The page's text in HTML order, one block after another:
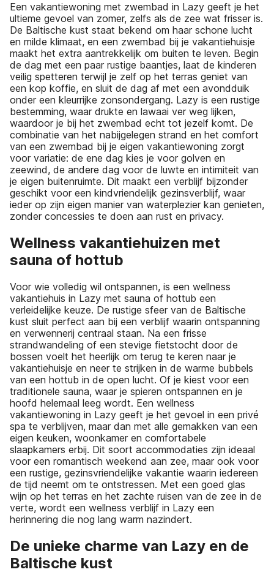
Een vakantiewoning met zwembad in Lazy geeft je het
ultieme gevoel van zomer, zelfs als de zee wat frisser is.
De Baltische kust staat bekend om haar schone lucht
en milde klimaat, en een zwembad bij je vakantiehuisje
maakt het extra aantrekkelijk om buiten te leven. Begin
de dag met een paar rustige baantjes, laat de kinderen
veilig spetteren terwijl je zelf op het terras geniet van
een kop koffie, en sluit de dag af met een avondduik
onder een kleurrijke zonsondergang. Lazy is een rustige
bestemming, waar drukte en lawaai ver weg lijken,
waardoor je bij het zwembad echt tot jezelf komt. De
combinatie van het nabijgelegen strand en het comfort
van een zwembad bij je eigen vakantiewoning zorgt
voor variatie: de ene dag kies je voor golven en
zeewind, de andere dag voor de luwte en intimiteit van
je eigen buitenruimte. Dit maakt een verblijf bijzonder
geschikt voor een kindvriendelijk gezinsverblijf, waar
ieder op zijn eigen manier van waterplezier kan genieten,
zonder concessies te doen aan rust en privacy.
Wellness vakantiehuizen met
sauna of hottub
Voor wie volledig wil ontspannen, is een wellness
vakantiehuis in Lazy met sauna of hottub een
verleidelijke keuze. De rustige sfeer van de Baltische
kust sluit perfect aan bij een verblijf waarin ontspanning
en verwennerij centraal staan. Na een frisse
strandwandeling of een stevige fietstocht door de
bossen voelt het heerlijk om terug te keren naar je
vakantiehuisje en neer te strijken in de warme bubbels
van een hottub in de open lucht. Of je kiest voor een
traditionele sauna, waar je spieren ontspannen en je
hoofd helemaal leeg wordt. Een wellness
vakantiewoning in Lazy geeft je het gevoel in een privé
spa te verblijven, maar dan met alle gemakken van een
eigen keuken, woonkamer en comfortabele
slaapkamers erbij. Dit soort accommodaties zijn ideaal
voor een romantisch weekend aan zee, maar ook voor
een rustige, gezinsvriendelijke vakantie waarin iedereen
de tijd neemt om te ontstressen. Met een goed glas
wijn op het terras en het zachte ruisen van de zee in de
verte, wordt een wellness verblijf in Lazy een
herinnering die nog lang warm nazindert.
De unieke charme van Lazy en de
Baltische kust